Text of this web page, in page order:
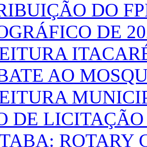
DO
DE
AO
DE LICITAÇÃO
ROTARY